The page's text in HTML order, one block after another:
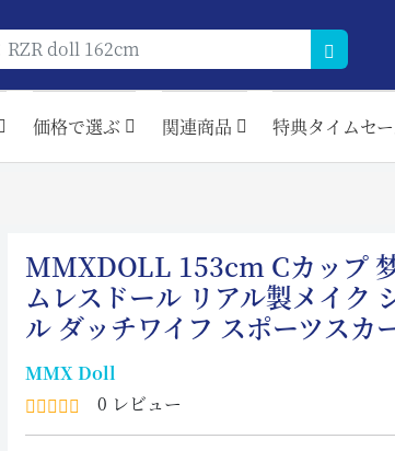
価格で選ぶ 関連商品 特典タイムセ
MMXDOLL 153cm Cカップ
ムレスドール リアル製メイク
ル ダッチワイフ スポーツスカ
MMX Doll
0 レビュー